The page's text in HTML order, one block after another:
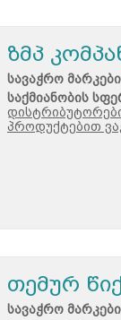
ზმპ
სავაჭრო
საქმიანობის
პროდუქტებით
თემურ
სავაჭრო